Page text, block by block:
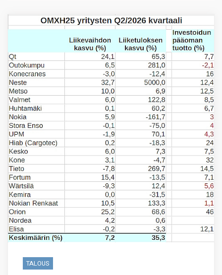
TALOUS